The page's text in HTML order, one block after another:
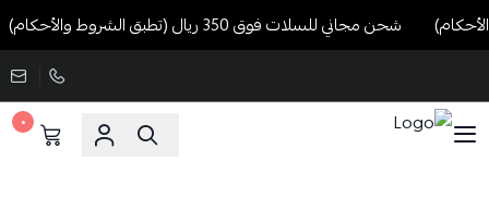
شحن مجاني للسلات فوق 350 ريال (تطبق الشروط والأحكام)
٠